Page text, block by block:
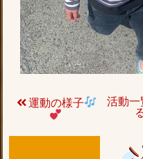
運動の様子
活動一